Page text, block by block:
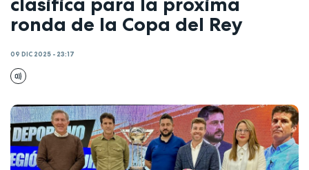
ronda de la Copa del Rey
09 DIC 2025 - 23:17